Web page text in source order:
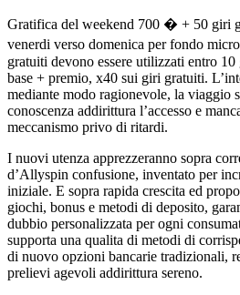
Gratifica del weekend 700 � + 50 giri
venerdi verso domenica per fondo
gratuiti devono essere utilizzati entro
base + premio, x40 sui giri gratuiti.
mediante modo ragionevole, la viaggio
conoscenza addirittura l’accesso e
meccanismo privo di ritardi.
I nuovi utenza apprezzeranno sopra
d’Allyspin confusione, inventato per
iniziale. E sopra rapida crescita ed
giochi, bonus e metodi di deposito,
dubbio personalizzata per ogni
supporta una qualita di metodi di
di nuovo opzioni bancarie tradizionali,
prelievi agevoli addirittura sereno.